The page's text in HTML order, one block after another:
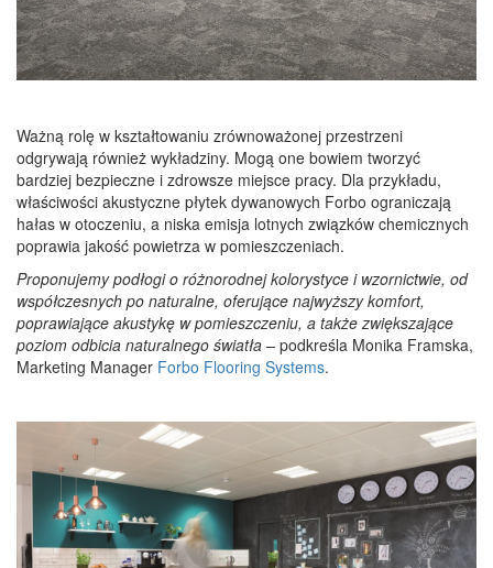
Ważną rolę w kształtowaniu zrównoważonej przestrzeni
odgrywają również wykładziny. Mogą one bowiem tworzyć
bardziej bezpieczne i zdrowsze miejsce pracy. Dla przykładu,
właściwości akustyczne płytek dywanowych Forbo ograniczają
hałas w otoczeniu, a niska emisja lotnych związków chemicznych
poprawia jakość powietrza w pomieszczeniach.
Proponujemy podłogi o różnorodnej kolorystyce i wzornictwie, od
współczesnych po naturalne, oferujące najwyższy komfort,
poprawiające akustykę w pomieszczeniu, a także zwiększające
poziom odbicia naturalnego światła – podkreśla Monika Framska,
Marketing Manager Forbo Flooring Systems.